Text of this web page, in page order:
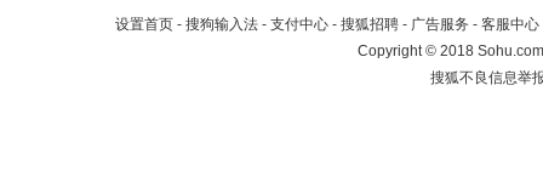
设置首页 - 搜狗输入法 - 支付中心 - 搜狐招聘 - 广告服务 - 客服中心
Copyright©2018
搜狐不良信息举